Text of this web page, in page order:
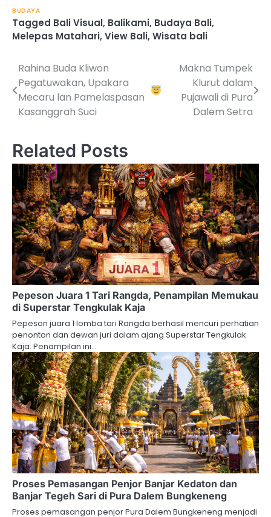
BUDAYA
Tagged Bali Visual, Balikami, Budaya Bali,
Melepas Matahari, View Bali, Wisata bali
Post
navigation
Rahina Buda Kliwon
Pegatuwakan, Upakara
Mecaru lan Pamelaspasan
Kasanggrah Suci
Makna Tumpek
Klurut dalam
Pujawali di Pura
Dalem Setra
Related Posts
Pepeson Juara 1 Tari Rangda, Penampilan Memukau
di Superstar Tengkulak Kaja
Pepeson juara 1 lomba tari Rangda berhasil mencuri perhatian
penonton dan dewan juri dalam ajang Superstar Tengkulak
Kaja. Penampilan ini…
Proses Pemasangan Penjor Banjar Kedaton dan
Banjar Tegeh Sari di Pura Dalem Bungkeneng
Proses pemasangan penjor Pura Dalem Bungkeneng menjadi